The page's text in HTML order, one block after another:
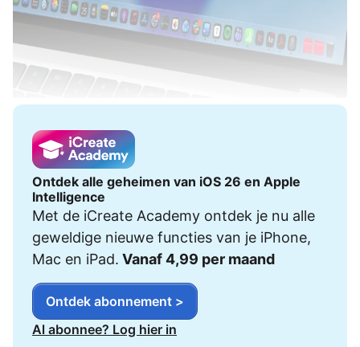
Ontdek alle geheimen van iOS 26 en Apple
Intelligence
Met de iCreate Academy ontdek je nu alle
geweldige nieuwe functies van je iPhone,
Mac en iPad. Vanaf 4,99 per maand
Ontdek abonnement >
Al abonnee? Log hier in